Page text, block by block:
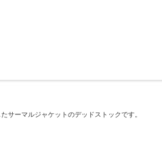
サーマルジャケットのデッドストックです。